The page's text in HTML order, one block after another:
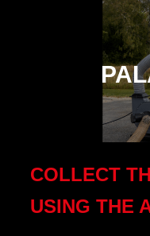
COLLECT
USING THE